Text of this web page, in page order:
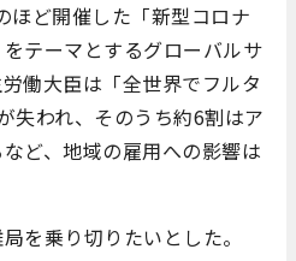
ほど開催した「新型コロナ
テーマとするグローバルサ
働大臣は「全世界でフルタ
失われ、そのうち約6割はア
ど、地域の雇用への影響は
を乗り切りたいとした。